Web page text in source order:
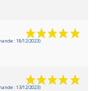
: 18/12/2023)
: 13/12/2023)